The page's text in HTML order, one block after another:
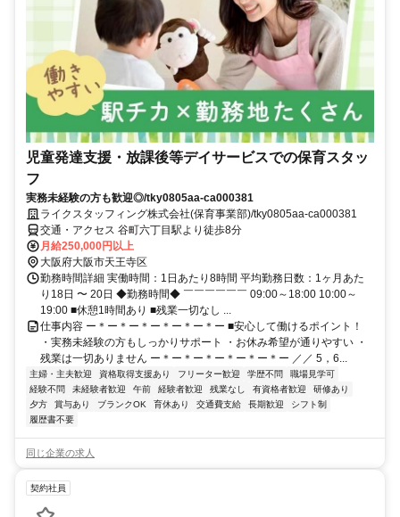
児童発達支援・放課後等デイサービスでの保育スタッ
フ
実務未経験の方も歓迎◎/tky0805aa-ca000381
ライクスタッフィング株式会社(保育事業部)/tky0805aa-ca000381
交通・アクセス 谷町六丁目駅より徒歩8分
月給250,000円以上
大阪府大阪市天王寺区
勤務時間詳細 実働時間：1日あたり8時間 平均勤務日数：1ヶ月あた
り18日 〜 20日 ◆勤務時間◆ ￣￣￣￣￣￣ 09:00～18:00 10:00～
19:00 ■休憩1時間あり ■残業一切なし ...
仕事内容 ー＊ー＊ー＊ー＊ー＊ー＊ー ■安心して働けるポイント！
・実務未経験の方もしっかりサポート ・お休み希望が通りやすい ・
残業は一切ありません ー＊ー＊ー＊ー＊ー＊ー＊ー ／／ 5，6...
主婦・主夫歓迎 資格取得支援あり フリーター歓迎 学歴不問
職場見学可
経験不問
未経験者歓迎 午前 経験者歓迎 残業なし 有資格者歓迎
研修あり
夕方
賞与あり ブランクOK 育休あり 交通費支給 長期歓迎
シフト制
履歴書不要
同じ企業の求人
契約社員